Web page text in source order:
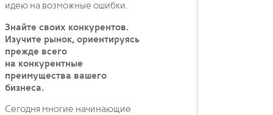
идею на возможные ошибки.
Знайте своих конкурентов.
Изучите рынок, ориентируясь
прежде всего
на конкурентные
преимущества вашего
бизнеса.
Сегодня многие начинающие